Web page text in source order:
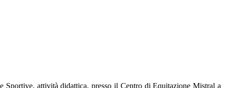
attività didattica, presso il Centro di Equitazione Mistral a